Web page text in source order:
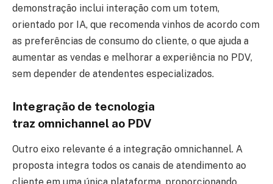
demonstração inclui interação com um totem,
orientado por IA, que recomenda vinhos de acordo com
as preferências de consumo do cliente, o que ajuda a
aumentar as vendas e melhorar a experiência no PDV,
sem depender de atendentes especializados.
Integração de tecnologia
traz omnichannel ao PDV
Outro eixo relevante é a integração omnichannel. A
proposta integra todos os canais de atendimento ao